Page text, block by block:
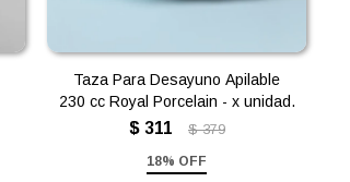
Taza Para Desayuno Apilable
230 cc Royal Porcelain - x unidad.
$ 311 $ 379
18% OFF